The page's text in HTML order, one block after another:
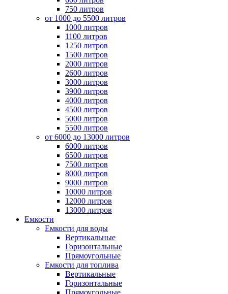
750 литров
от 1000 до 5500 литров
1000 литров
1100 литров
1250 литров
1500 литров
2000 литров
2600 литров
3000 литров
3900 литров
4000 литров
4500 литров
5000 литров
5500 литров
от 6000 до 13000 литров
6000 литров
6500 литров
7500 литров
8000 литров
9000 литров
10000 литров
12000 литров
13000 литров
Емкости
Емкости для воды
Вертикальные
Горизонтальные
Прямоугольные
Емкости для топлива
Вертикальные
Горизонтальные